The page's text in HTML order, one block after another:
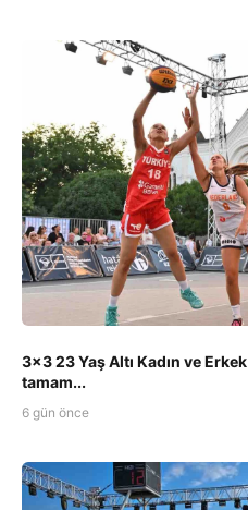
3x3 23 Yaş Altı Kadın ve
tamam...
6 gün önce